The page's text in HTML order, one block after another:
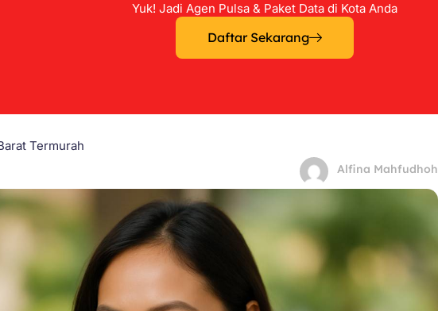
Yuk! Jadi Agen Pulsa & Paket Data di Kota Anda
Daftar Sekarang
Termurah
Alfina Mahfudhoh